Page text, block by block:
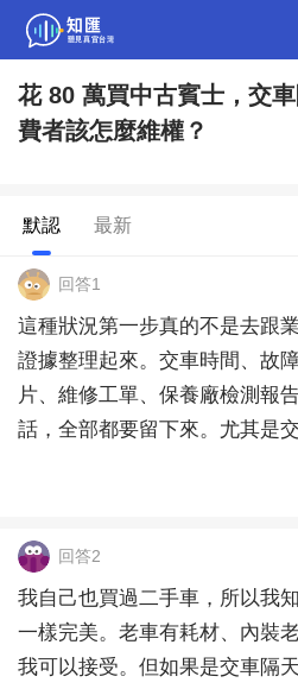
花 80 萬買中古賓士，交
費者該怎麼維權？
默認 最新
回答1
這種狀況第一步真的不是去跟
證據整理起來。交車時間、故
片、維修工單、保養廠檢測報
話，全部都要留下來。尤其是
回答2
我自己也買過二手車，所以我
一樣完美。老車有耗材、內裝
我可以接受。但如果是交車隔
問答
生活妙招